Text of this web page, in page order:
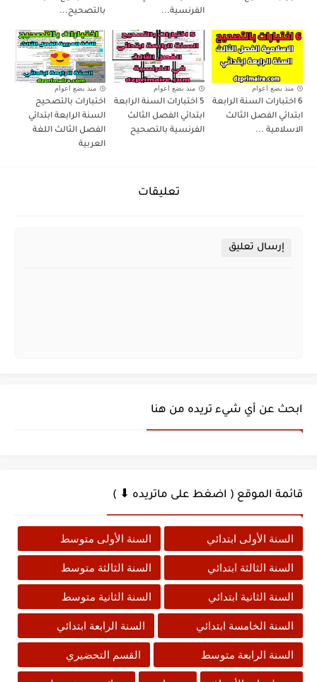
الفرنسية...
بالتصحيح...
منذ بضع اعوام
6 اختبارات السنة الرابعة
ابتدائي الفصل الثالث
الاسلامية ...
منذ بضع اعوام
5 اختبارات السنة الرابعة
ابتدائي الفصل الثالث
الفرنسية بالتصحيح
منذ بضع اعوام
اختبارات بالتصحيح
السنة الرابعة ابتدائي
الفصل الثالث اللغة
العربية
تعليقات
إرسال تعليق
ابحث عن أي شيء تريده من هنا
قائمة الموقع ( اضغط على ماتريده ⬇ )
السنة الأولى ابتدائي السنة الأولى متوسط
السنة الثالثة ابتدائي السنة الثالثة متوسط
السنة الثانية ابتدائي السنة الثانية متوسط
السنة الخامسة ابتدائي السنة الرابعة ابتدائي
السنة الرابعة متوسط القسم التحضيري